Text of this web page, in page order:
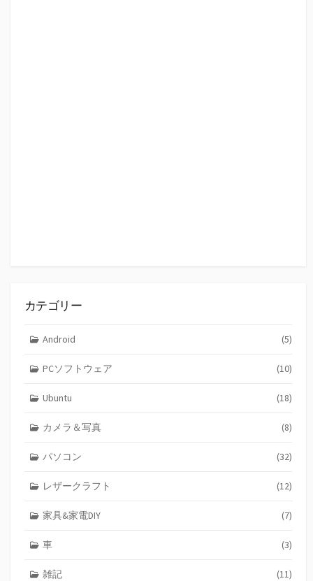
カテゴリー
Android (5)
PCソフトウェア (10)
Ubuntu (18)
カメラ＆写真 (8)
パソコン (32)
レザークラフト (12)
家具&家電DIY (7)
車 (3)
雑記 (11)